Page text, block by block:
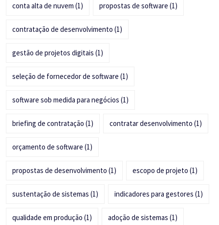
conta alta de nuvem (1) propostas de software (1)
contratação de desenvolvimento (1)
gestão de projetos digitais (1)
seleção de fornecedor de software (1)
software sob medida para negócios (1)
briefing de contratação (1) contratar desenvolvimento (1)
orçamento de software (1)
propostas de desenvolvimento (1) escopo de projeto (1)
sustentação de sistemas (1) indicadores para gestores (1)
qualidade em produção (1) adoção de sistemas (1)